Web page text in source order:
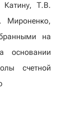
Т.В.
Мироненко,
на
основании
счетной